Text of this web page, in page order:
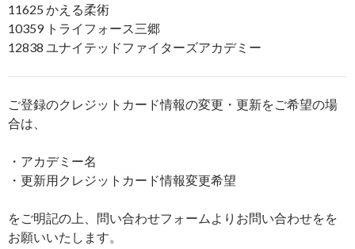
11625 かえる柔術
10359 トライフォース三郷
12838 ユナイテッドファイターズアカデミー
ご登録のクレジットカード情報の変更・更新をご希望の場
合は、
・アカデミー名
・更新用クレジットカード情報変更希望
をご明記の上、問い合わせフォームよりお問い合わせをを
お願いいたします。